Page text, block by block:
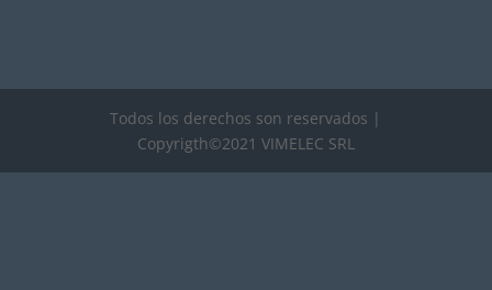
Todos los derechos son reservados |
Copyrigth©2021 VIMELEC SRL